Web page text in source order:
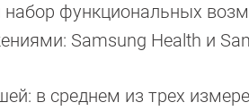
функциональных
Samsung Health и
в среднем из трех